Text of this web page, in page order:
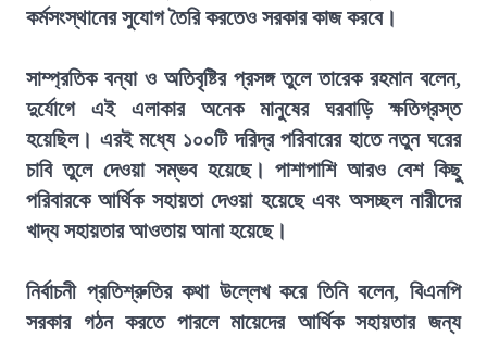
কর্মসংস্থানের সুযোগ তৈরি করতেও সরকার কাজ করবে।
সাম্প্রতিক বন্যা ও অতিবৃষ্টির প্রসঙ্গ তুলে তারেক রহমান বলেন,
দুর্যোগে এই এলাকার অনেক মানুষের ঘরবাড়ি ক্ষতিগ্রস্ত
হয়েছিল। এরই মধ্যে ১০০টি দরিদ্র পরিবারের হাতে নতুন ঘরের
চাবি তুলে দেওয়া সম্ভব হয়েছে। পাশাপাশি আরও বেশ কিছু
পরিবারকে আর্থিক সহায়তা দেওয়া হয়েছে এবং অসচ্ছল নারীদের
খাদ্য সহায়তার আওতায় আনা হয়েছে।
নির্বাচনী প্রতিশ্রুতির কথা উল্লেখ করে তিনি বলেন, বিএনপি
সরকার গঠন করতে পারলে মায়েদের আর্থিক সহায়তার জন্য